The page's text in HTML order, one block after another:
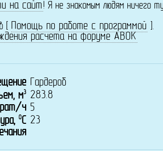
на сайт! Я не знакомым людям ничего
[ Помощь по работе с программой ].
расчета на форуме АВОК
Гардероб
м3
283.8
ч 5
0C 23